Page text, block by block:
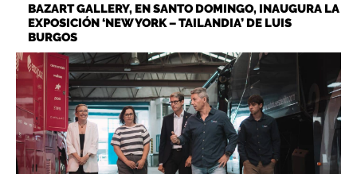
BAZART GALLERY, EN SANTO DOMINGO, INAUGURA LA
EXPOSICIÓN ‘NEW YORK – TAILANDIA’ DE LUIS
BURGOS